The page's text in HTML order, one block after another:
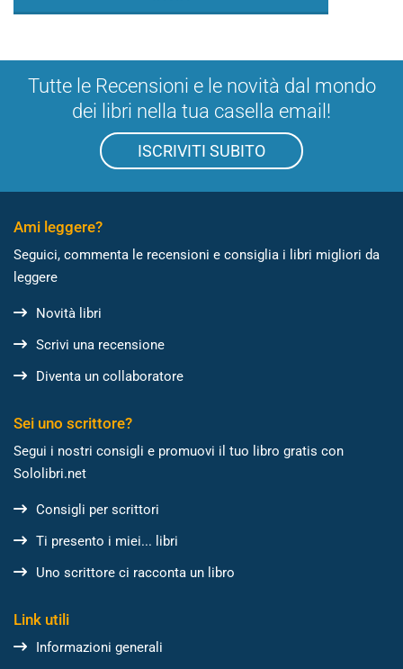
Tutte le Recensioni e le novità dal mondo
dei libri nella tua casella email!
ISCRIVITI SUBITO
Ami leggere?
Seguici, commenta le recensioni e consiglia i libri migliori da
leggere
Novità libri
Scrivi una recensione
Diventa un collaboratore
Sei uno scrittore?
Segui i nostri consigli e promuovi il tuo libro gratis con
Sololibri.net
Consigli per scrittori
Ti presento i miei... libri
Uno scrittore ci racconta un libro
Link utili
Informazioni generali